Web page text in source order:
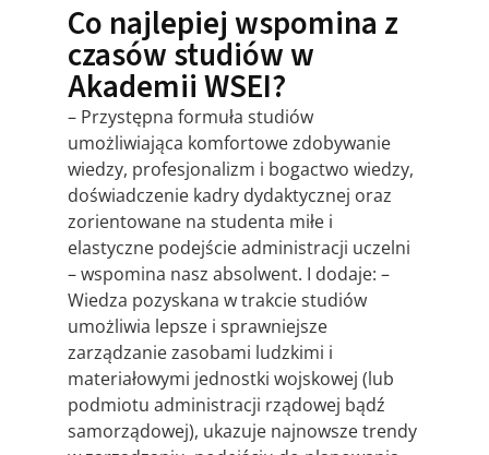
Co najlepiej wspomina z
czasów studiów w
Akademii WSEI?
– Przystępna formuła studiów
umożliwiająca komfortowe zdobywanie
wiedzy, profesjonalizm i bogactwo wiedzy,
doświadczenie kadry dydaktycznej oraz
zorientowane na studenta miłe i
elastyczne podejście administracji uczelni
– wspomina nasz absolwent. I dodaje: –
Wiedza pozyskana w trakcie studiów
umożliwia lepsze i sprawniejsze
zarządzanie zasobami ludzkimi i
materiałowymi jednostki wojskowej (lub
podmiotu administracji rządowej bądź
samorządowej), ukazuje najnowsze trendy